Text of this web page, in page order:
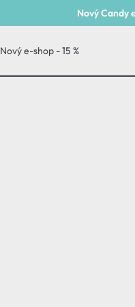
Nový Candy
Nový e-shop - 15 %